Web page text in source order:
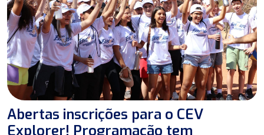
Abertas inscrições para o CEV
Explorer! Programação tem